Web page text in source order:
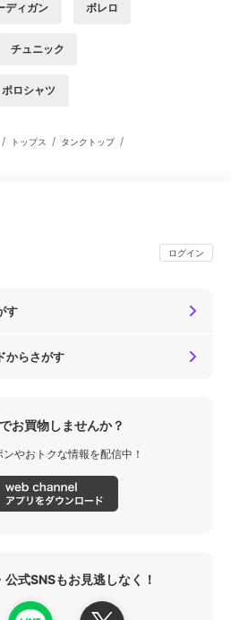
ディガン ボレロ
チュニック
ポロシャツ
/ トップス / タンクトップ/
ログイン
す
からさがす
お買物しませんか？
やおトクな情報を配信中！
公式SNSもお見逃しなく！